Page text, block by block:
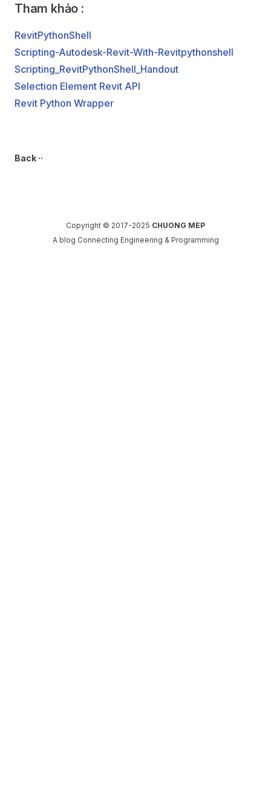
Tham khảo :
RevitPythonShell
Scripting-Autodesk-Revit-With-Revitpythonshell
Scripting_RevitPythonShell_Handout
Selection Element Revit API
Revit Python Wrapper
Back ··
Copyright © 2017-2025 CHUONG MEP
A blog Connecting Engineering & Programming